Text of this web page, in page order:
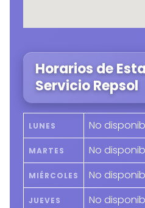
Horarios de
Servicio Repsol
LUNES No
MARTES No
MIÉRCOLES No
JUEVES No